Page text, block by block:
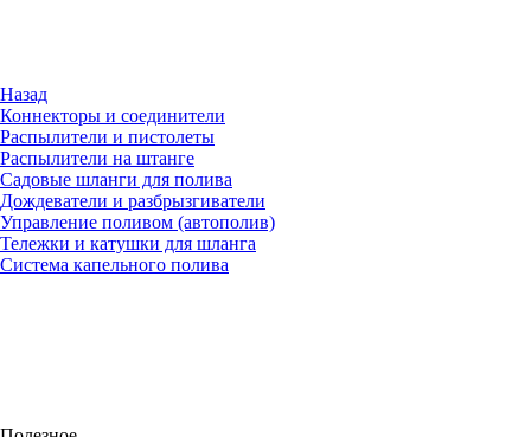
Назад
Коннекторы и соединители
Распылители и пистолеты
Распылители на штанге
Садовые шланги для полива
Дождеватели и разбрызгиватели
Управление поливом (автополив)
Тележки и катушки для шланга
Система капельного полива